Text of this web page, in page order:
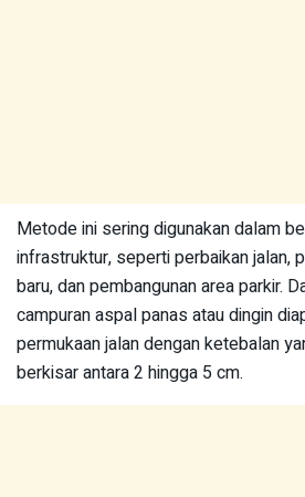
Metode ini sering digunakan dalam
infrastruktur, seperti perbaikan jalan,
baru, dan pembangunan area parkir.
campuran aspal panas atau dingin
permukaan jalan dengan ketebalan
berkisar antara 2 hingga 5 cm.